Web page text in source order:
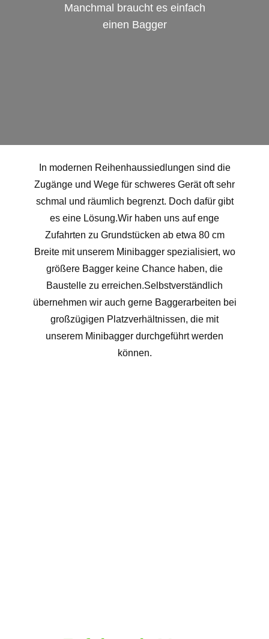
Manchmal braucht es einfach
einen Ba​gger
In modernen Reihenhaussiedlungen sind die
Zugänge und Wege für schweres Gerät oft sehr
schmal und räumlich begrenzt. Doch dafür gibt
es eine Lösung.Wir haben uns auf enge
Zufahrten zu Grundstücken ab etwa 80 cm
Breite mit unserem Minibagger spezialisiert, wo
größere Bagger keine Chance haben, die
Baustelle zu erreichen.Selbstverständlich
übernehmen wir auch gerne Baggerarbeiten bei
großzügigen Platzverhältnissen, die mit
unserem Minibagger durchgeführt werden
können.